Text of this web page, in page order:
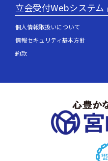
立会受付Webシステム
個人情報取扱いについて
情報セキュリティ基本方針
約款